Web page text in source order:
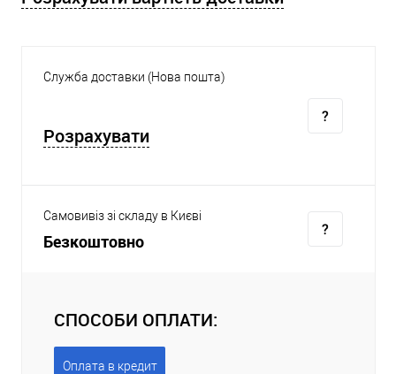
Служба доставки (Нова пошта)
Розрахувати
Самовивіз зі складу в Києві
Безкоштовно
СПОСОБИ ОПЛАТИ:
Оплата в кредит